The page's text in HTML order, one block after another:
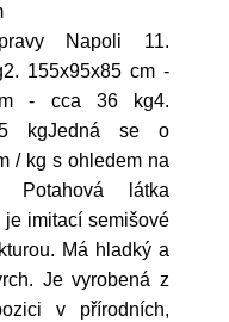
Napoli 11.
155x95x85 cm -
- cca 36 kg4.
kgJedná se o
/ kg s ohledem na
látka
je imitací semišové
Má hladký a
Je vyrobená z
v přírodních,